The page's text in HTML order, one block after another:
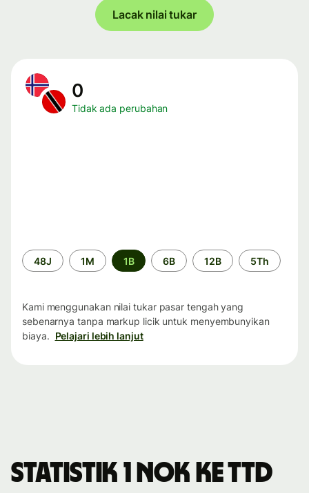
Lacak nilai tukar
0
Tidak ada perubahan
Periode
waktu
48J 1M 1B 6B 12B 5Th
Kami menggunakan nilai tukar pasar tengah yang
sebenarnya tanpa markup licik untuk menyembunyikan
biaya. Pelajari lebih lanjut
Statistik 1 NOK ke TTD